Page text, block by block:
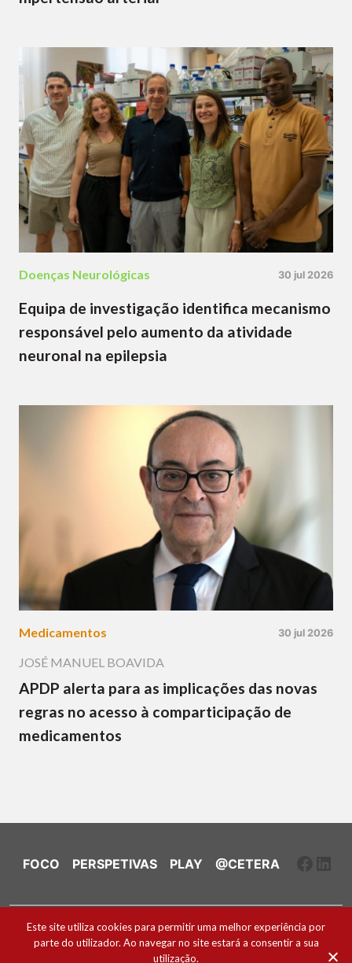
Doenças Neurológicas 30 jul 2026
Equipa de investigação identifica mecanismo
responsável pelo aumento da atividade
neuronal na epilepsia
Medicamentos 30 jul 2026
JOSÉ MANUEL BOAVIDA
APDP alerta para as implicações das novas
regras no acesso à comparticipação de
medicamentos
FOCO PERSPETIVAS PLAY @CETERA
Ficha Técnica e Estatuto Editorial
Política de Cookies
Este site utiliza cookies para permitir uma melhor experiência por
parte do utilizador. Ao navegar no site estará a consentir a sua
utilização.